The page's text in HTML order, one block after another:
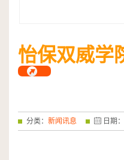
恭贺本校庄浩
——特优奖...
怡保双威学
分类： 新闻讯息 日期：